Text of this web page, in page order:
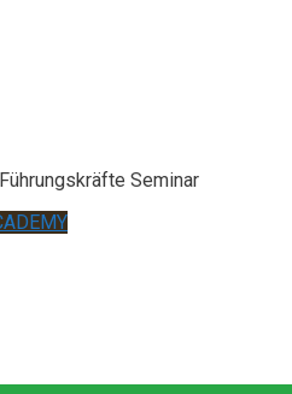
Seminar